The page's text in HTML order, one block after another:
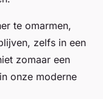
te omarmen,
zelfs in een
zomaar een
onze moderne